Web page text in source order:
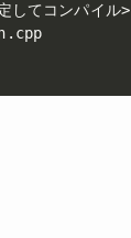
してコンパイル>